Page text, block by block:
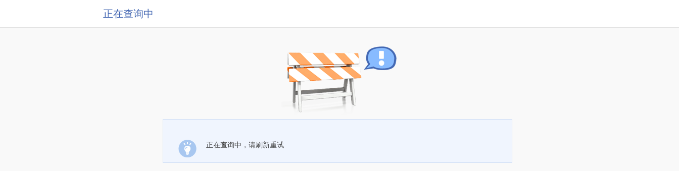
正在查询中
正在查询中，请刷新重试